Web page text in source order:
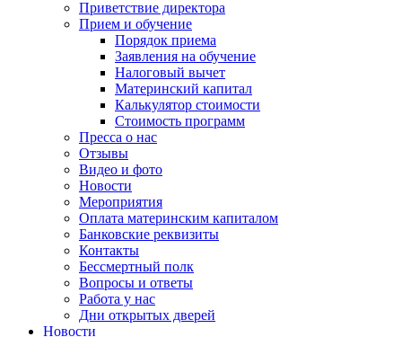
Приветствие директора
Прием и обучение
Порядок приема
Заявления на обучение
Налоговый вычет
Материнский капитал
Калькулятор стоимости
Стоимость программ
Пресса о нас
Отзывы
Видео и фото
Новости
Мероприятия
Оплата материнским капиталом
Банковские реквизиты
Контакты
Бессмертный полк
Вопросы и ответы
Работа у нас
Дни открытых дверей
Новости